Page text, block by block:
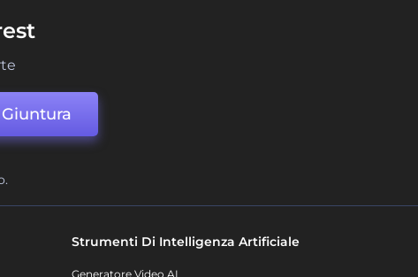
Giuntura
Strumenti Di Intelligenza Artificiale
Generatore Video AI